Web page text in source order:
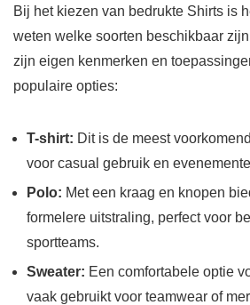
Bij het kiezen van bedrukte Shirts is
weten welke soorten beschikbaar
zijn eigen kenmerken en
populaire opties:
T-shirt: Dit is de meest
voor casual gebruik en
Polo: Met een kraag en knopen
formelere uitstraling, perfect voor
sportteams.
Sweater: Een comfortabele optie
vaak gebruikt voor teamwear of